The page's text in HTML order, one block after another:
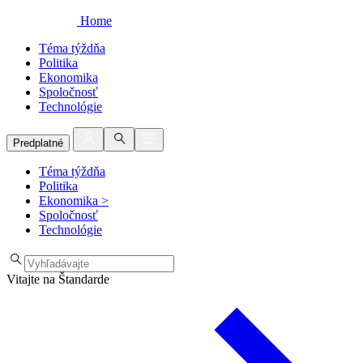
Home
Téma týždňa
Politika
Ekonomika
Spoločnosť
Technológie
Predplatné
Téma týždňa
Politika
Ekonomika >
Spoločnosť
Technológie
Vitajte na Štandarde